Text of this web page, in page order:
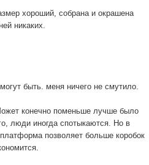
хороший, собрана и окрашена
никаких.
быть. меня ничего не смутило.
конечно поменьше лучше было
люди иногда спотыкаются. Но в
позволяет больше коробок